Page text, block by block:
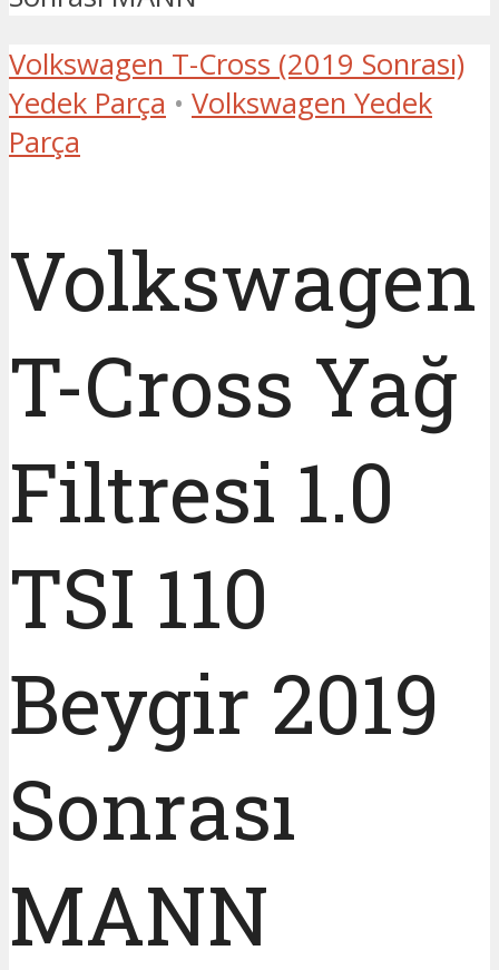
Volkswagen T-Cross (2019 Sonrası)
Yedek Parça • Volkswagen Yedek
Parça
Volkswagen
T-Cross Yağ
Filtresi 1.0
TSI 110
Beygir 2019
Sonrası
MANN